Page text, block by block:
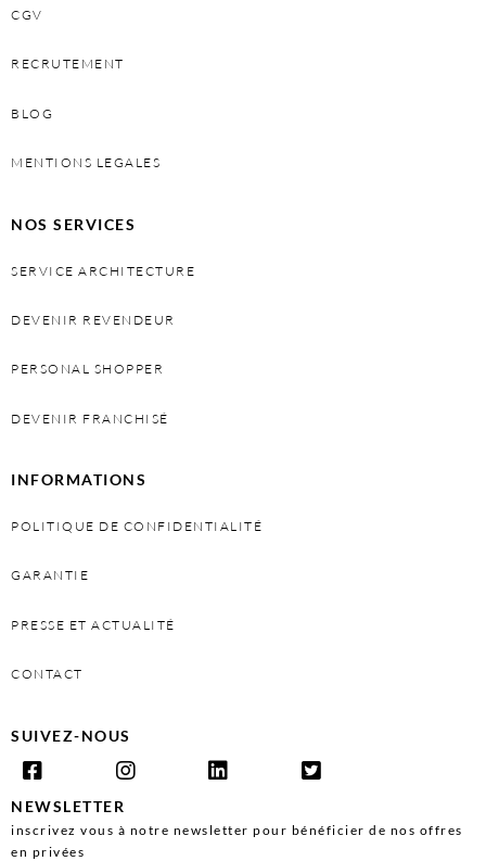
CGV
RECRUTEMENT
BLOG
MENTIONS LEGALES
NOS SERVICES
SERVICE ARCHITECTURE
DEVENIR REVENDEUR
PERSONAL SHOPPER
DEVENIR FRANCHISÉ
INFORMATIONS
POLITIQUE DE CONFIDENTIALITÉ
GARANTIE
PRESSE ET ACTUALITÉ
CONTACT
SUIVEZ-NOUS
NEWSLETTER
inscrivez vous à notre newsletter pour bénéficier de nos offres
en privées